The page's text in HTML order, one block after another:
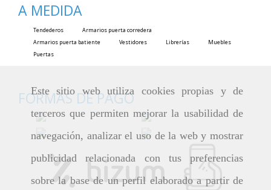
Este sitio web utiliza cookies propias y de
terceros que permiten mejorar la usabilidad de
navegación, analizar el uso de la web y mostrar
publicidad relacionada con tus preferencias
sobre la base de un perfil elaborado a partir de
A MEDIDA
Tendederos
Armarios puerta corredera
Armarios puerta batiente
Vestidores Librerías
Muebles
Puertas
FORMAS DE PAGO